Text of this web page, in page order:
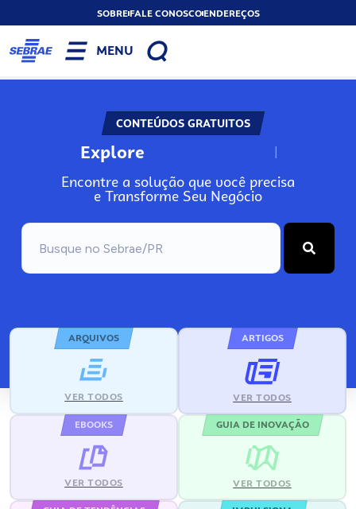
SOBREFALE CONOSCOENDEREÇOS
MENU
CONTEÚDOS GRATUITOS
Explore N
Encontre a solução que você precisa
e Transforme Seu Negócio
ARQUIVOS
VER TODOS
ARTIGOS
VER TODOS
EBOOKS
VER TODOS
GUIA DE INOVAÇÃO
VER TODOS